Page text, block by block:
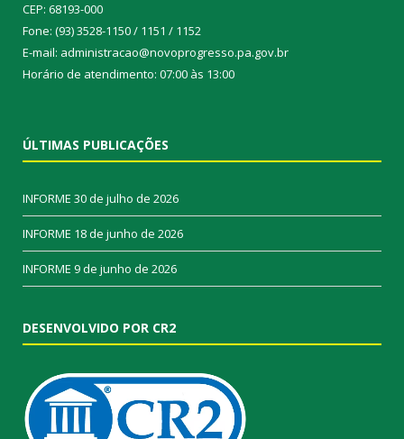
CEP: 68193-000
Fone: (93) 3528-1150 / 1151 / 1152
E-mail: administracao@novoprogresso.pa.gov.br
Horário de atendimento: 07:00 às 13:00
ÚLTIMAS PUBLICAÇÕES
INFORME 30 de julho de 2026
INFORME 18 de junho de 2026
INFORME 9 de junho de 2026
DESENVOLVIDO POR CR2